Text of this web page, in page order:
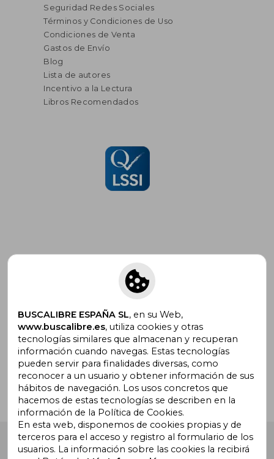
Seguridad Redes Sociales
Términos y Condiciones de Uso
Condiciones de Venta
Gastos de Envío
Blog
Lista de autores
Incentivo a la Lectura
Libros Recomendados
Suscríbete para recibir ofertas y
promociones
¿Necesitas ayuda?
Ir a Centro de Soporte
Buscalibre España . Calle Energía, 65, Nave 3 (08940),
Cornellà de Llobregat, Barcelona. Derechos Reservados.
BUSCALIBRE ESPAÑA SL, en su Web,
www.buscalibre.es, utiliza cookies y otras
tecnologías similares que almacenan y recuperan
información cuando navegas. Estas tecnologías
pueden servir para finalidades diversas, como
reconocer a un usuario y obtener información de sus
hábitos de navegación. Los usos concretos que
hacemos de estas tecnologías se describen en la
información de la Política de Cookies.
En esta web, disponemos de cookies propias y de
terceros para el acceso y registro al formulario de los
usuarios. La información sobre las cookies la recibirá